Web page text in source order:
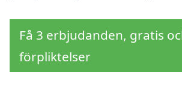
Få 3 erbjudanden, gratis
förpliktelser